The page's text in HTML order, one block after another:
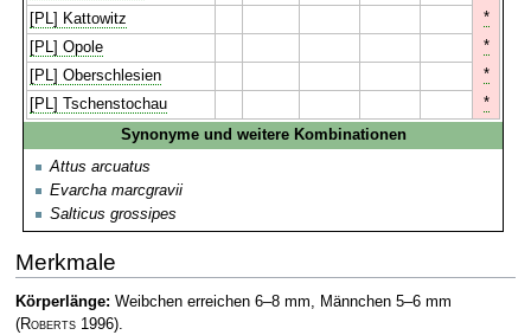
[PL] Kattowitz
*
[PL] Opole
*
[PL] Oberschlesien
*
[PL] Tschenstochau
*
Synonyme und weitere Kombinationen
Attus arcuatus
Evarcha marcgravii
Salticus grossipes
Merkmale
Körperlänge: Weibchen erreichen 6–8 mm, Männchen 5–6 mm
(Roberts1996).